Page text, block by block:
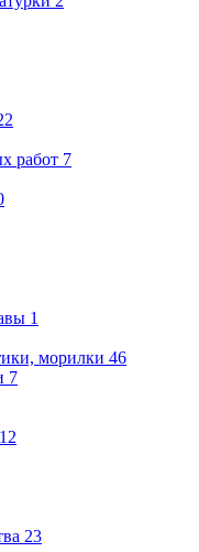
работ 7
1
морилки 46
7
12
23